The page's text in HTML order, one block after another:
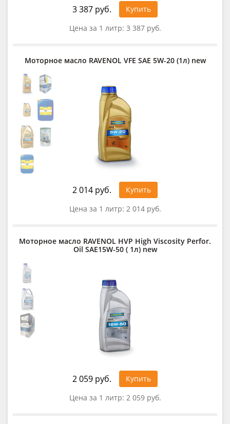
3 387 руб.
Купить
Цена за 1 литр: 3 387 руб.
Моторное масло RAVENOL VFE SAE 5W-20 (1л) new
2 014 руб.
Купить
Цена за 1 литр: 2 014 руб.
Моторное масло RAVENOL HVP High Viscosity Perfor.
Oil SAE15W-50 ( 1л) new
2 059 руб.
Купить
Цена за 1 литр: 2 059 руб.